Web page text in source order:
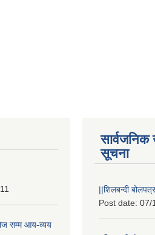
सम्म आय-व्यय
सूचना
||शिलबन्दी
Post date: 07/